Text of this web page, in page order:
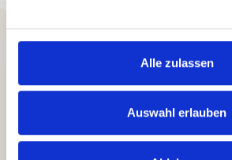
Alle zulassen
Auswahl erlauben